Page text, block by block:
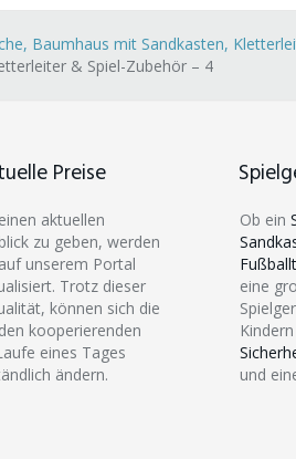
Baumhaus mit Sandkasten,
& Spiel-Zubehör – 4
Preise
aktuellen
zu geben, werden
unserem Portal
Trotz dieser
können sich die
kooperierenden
eines Tages
ändern.
Ob ein
eine
und